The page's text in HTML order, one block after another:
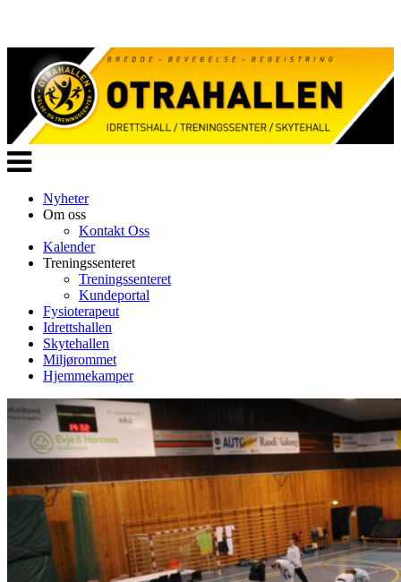
Veksle
navigasjon
Nyheter
Om oss
Kontakt Oss
Kalender
Treningssenteret
Treningssenteret
Kundeportal
Fysioterapeut
Idrettshallen
Skytehallen
Miljørommet
Hjemmekamper